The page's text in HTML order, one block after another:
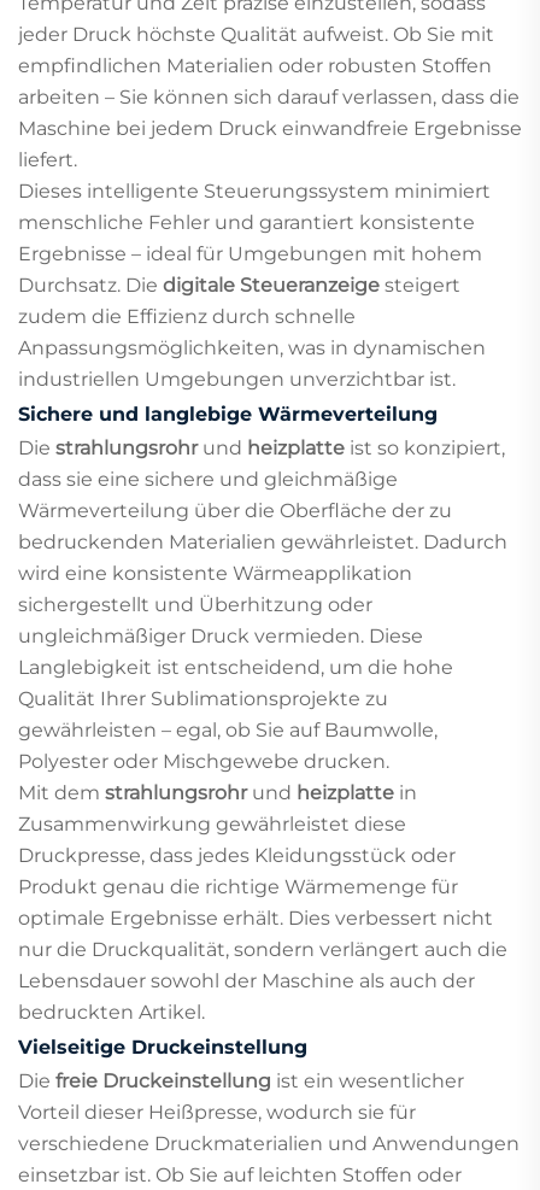
jeder Druck höchste Qualität aufweist. Ob Sie mit
empfindlichen Materialien oder robusten Stoffen
arbeiten – Sie können sich darauf verlassen, dass die
Maschine bei jedem Druck einwandfreie Ergebnisse
liefert.
Dieses intelligente Steuerungssystem minimiert
menschliche Fehler und garantiert konsistente
Ergebnisse – ideal für Umgebungen mit hohem
Durchsatz. Die digitale Steueranzeige steigert
zudem die Effizienz durch schnelle
Anpassungsmöglichkeiten, was in dynamischen
industriellen Umgebungen unverzichtbar ist.
Sichere und langlebige Wärmeverteilung
Die strahlungsrohr und heizplatte ist so konzipiert,
dass sie eine sichere und gleichmäßige
Wärmeverteilung über die Oberfläche der zu
bedruckenden Materialien gewährleistet. Dadurch
wird eine konsistente Wärmeapplikation
sichergestellt und Überhitzung oder
ungleichmäßiger Druck vermieden. Diese
Langlebigkeit ist entscheidend, um die hohe
Qualität Ihrer Sublimationsprojekte zu
gewährleisten – egal, ob Sie auf Baumwolle,
Polyester oder Mischgewebe drucken.
Mit dem strahlungsrohr und heizplatte in
Zusammenwirkung gewährleistet diese
Druckpresse, dass jedes Kleidungsstück oder
Produkt genau die richtige Wärmemenge für
optimale Ergebnisse erhält. Dies verbessert nicht
nur die Druckqualität, sondern verlängert auch die
Lebensdauer sowohl der Maschine als auch der
bedruckten Artikel.
Vielseitige Druckeinstellung
Die freie Druckeinstellung ist ein wesentlicher
Vorteil dieser Heißpresse, wodurch sie für
verschiedene Druckmaterialien und Anwendungen
einsetzbar ist. Ob Sie auf leichten Stoffen oder